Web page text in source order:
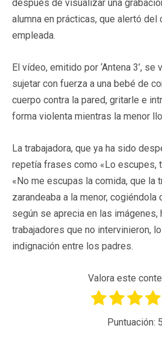
después de visualizar una
alumna en prácticas, que alertó
empleada.
El vídeo, emitido por ‘Antena 3’, se
sujetar con fuerza a una bebé de
cuerpo contra la pared, gritarle e
forma violenta mientras la menor
La trabajadora, que ya ha sido
repetía frases como «Lo escupes,
«No me escupas la comida, que la
zarandeaba a la menor, cogiéndola
según se aprecia en las imágenes,
trabajadores que no intervinieron,
indignación entre los padres.
Valora este
Puntuación: 5